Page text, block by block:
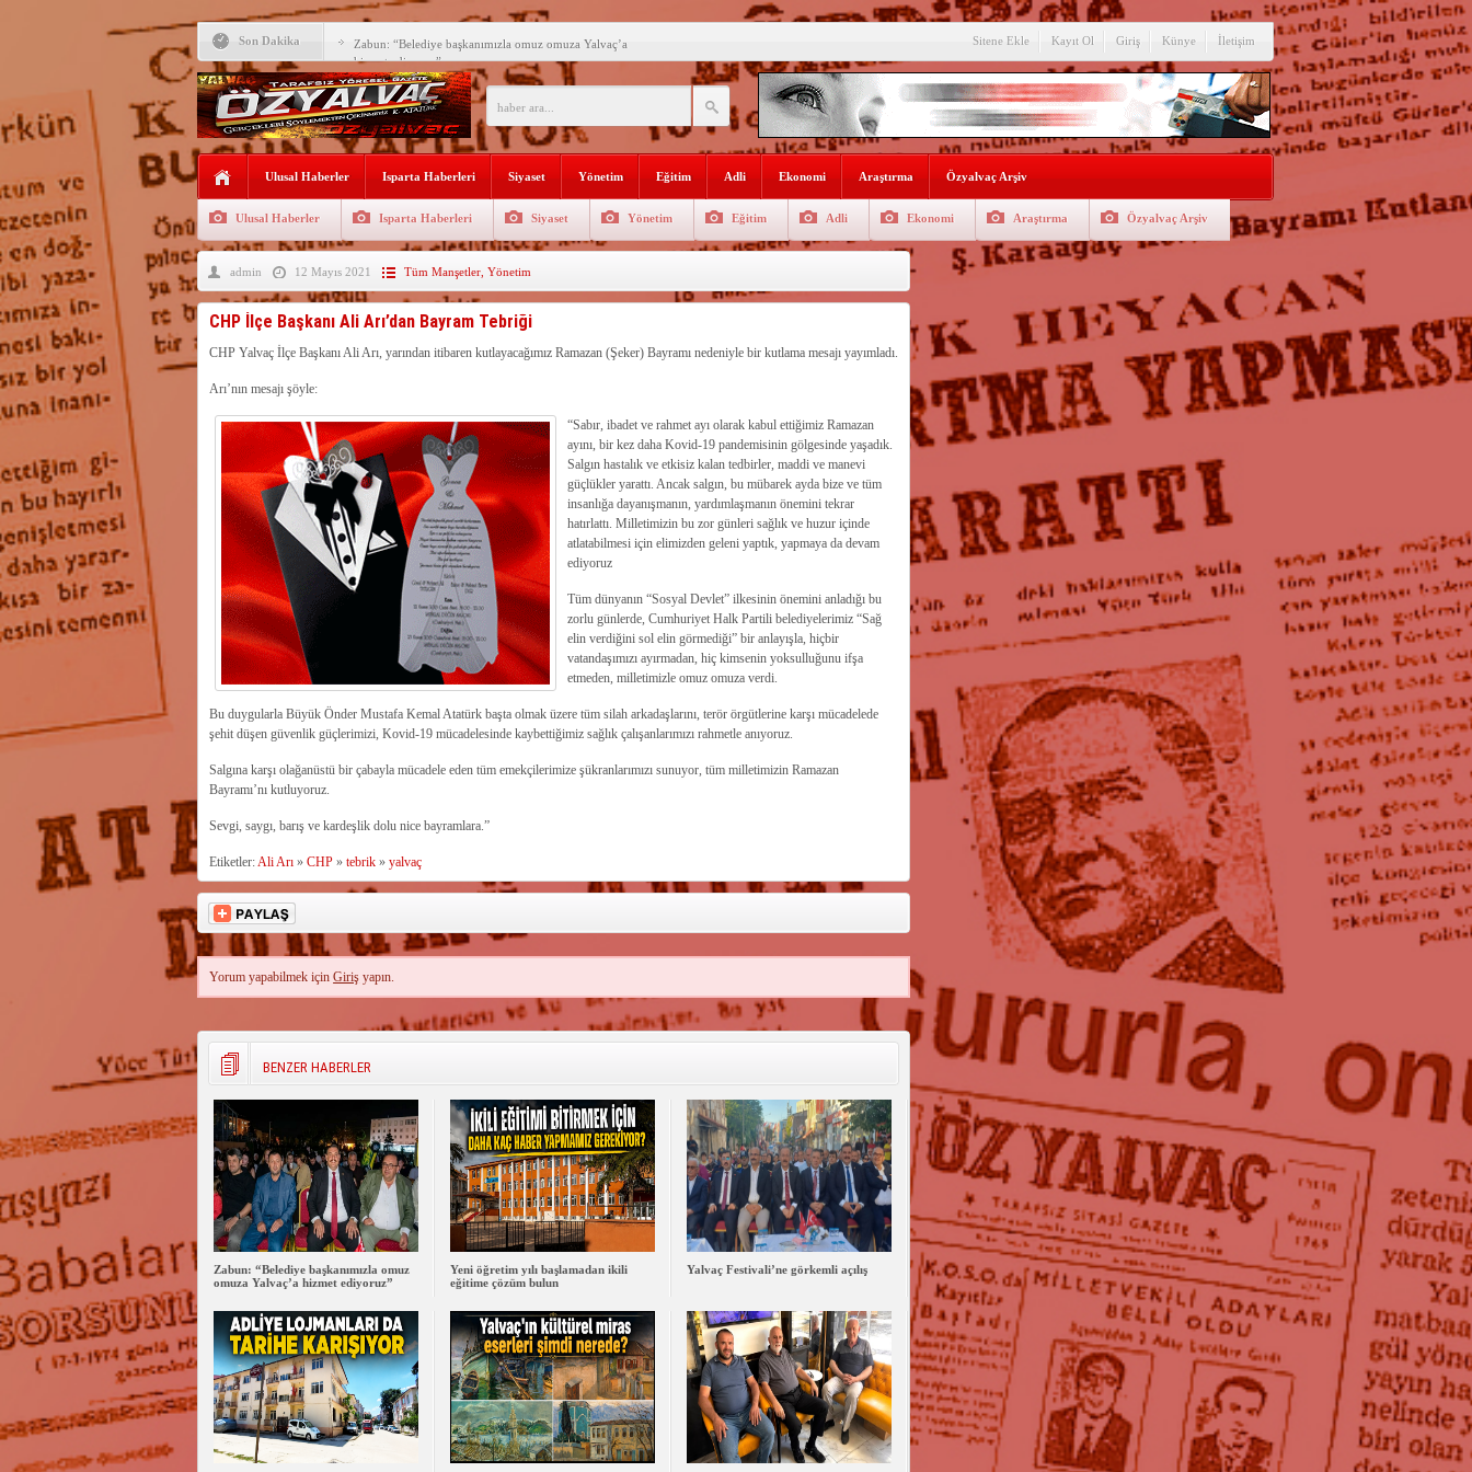
Son Dakika Zabun: “Belediye başkanımızla omuz omuza Yalvaç’a
hizmet ediyoruz”
Yeni öğretim yılı başlamadan ikili eğitime çözüm bulun
Yalvaç Festivali’ne görkemli açılış
Yalvaç’ta şimdi de Adliye Lojmanları yıkılıyor
Bir zamanlar Yalvaç, Ünlü Türk Ressamları Koleksiyonuna
Sahipti
Tunçbilek: “Ekmek Zammının Sorumlusu Fırıncı Değil,
Hükümettir”
Süreyya Sadi Bilgiç’ten Başkan Kodal’a ziyaret
Festivalde sünnet şöleni gerçekleştirildi
Sitene Ekle Kayıt Ol Giriş Künye İletişim
Ulusal Haberler Isparta Haberleri Siyaset Yönetim Eğitim Adli Ekonomi Araştırma Özyalvaç Arşiv
Ulusal Haberler Isparta Haberleri Siyaset Yönetim Eğitim Adli Ekonomi Araştırma Özyalvaç Arşiv
admin 12 Mayıs 2021 Tüm Manşetler, Yönetim
CHP İlçe Başkanı Ali Arı’dan Bayram Tebriği
CHP Yalvaç İlçe Başkanı Ali Arı, yarından itibaren kutlayacağımız Ramazan (Şeker) Bayramı nedeniyle bir kutlama mesajı yayımladı.
Arı’nın mesajı şöyle:
“Sabır, ibadet ve rahmet ayı olarak kabul ettiğimiz Ramazan
ayını, bir kez daha Kovid-19 pandemisinin gölgesinde yaşadık.
Salgın hastalık ve etkisiz kalan tedbirler, maddi ve manevi
güçlükler yarattı. Ancak salgın, bu mübarek ayda bize ve tüm
insanlığa dayanışmanın, yardımlaşmanın önemini tekrar
hatırlattı. Milletimizin bu zor günleri sağlık ve huzur içinde
atlatabilmesi için elimizden geleni yaptık, yapmaya da devam
ediyoruz
Tüm dünyanın “Sosyal Devlet” ilkesinin önemini anladığı bu
zorlu günlerde, Cumhuriyet Halk Partili belediyelerimiz “Sağ
elin verdiğini sol elin görmediği” bir anlayışla, hiçbir
vatandaşımızı ayırmadan, hiç kimsenin yoksulluğunu ifşa
etmeden, milletimizle omuz omuza verdi.
Bu duygularla Büyük Önder Mustafa Kemal Atatürk başta olmak üzere tüm silah arkadaşlarını, terör örgütlerine karşı mücadelede
şehit düşen güvenlik güçlerimizi, Kovid-19 mücadelesinde kaybettiğimiz sağlık çalışanlarımızı rahmetle anıyoruz.
Salgına karşı olağanüstü bir çabayla mücadele eden tüm emekçilerimize şükranlarımızı sunuyor, tüm milletimizin Ramazan
Bayramı’nı kutluyoruz.
Sevgi, saygı, barış ve kardeşlik dolu nice bayramlara.”
Etiketler:Ali Arı» CHP» tebrik» yalvaç
Yorum yapabilmek içinGiriş yapın.
BENZER HABERLER
Zabun: “Belediye başkanımızla omuz
omuza Yalvaç’a hizmet ediyoruz”
Yeni öğretim yılı başlamadan ikili
eğitime çözüm bulun
Yalvaç Festivali’ne görkemli açılış